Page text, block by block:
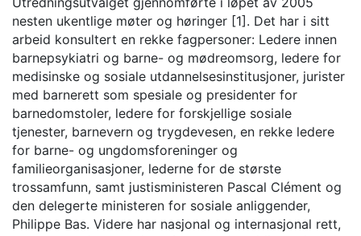
nesten ukentlige møter og høringer [1]. Det har i sitt
arbeid konsultert en rekke fagpersoner: Ledere innen
barnepsykiatri og barne- og mødreomsorg, ledere for
medisinske og sosiale utdannelsesinstitusjoner, jurister
med barnerett som spesiale og presidenter for
barnedomstoler, ledere for forskjellige sosiale
tjenester, barnevern og trygdevesen, en rekke ledere
for barne- og ungdomsforeninger og
familieorganisasjoner, lederne for de største
trossamfunn, samt justisministeren Pascal Clément og
den delegerte ministeren for sosiale anliggender,
Philippe Bas. Videre har nasjonal og internasjonal rett,